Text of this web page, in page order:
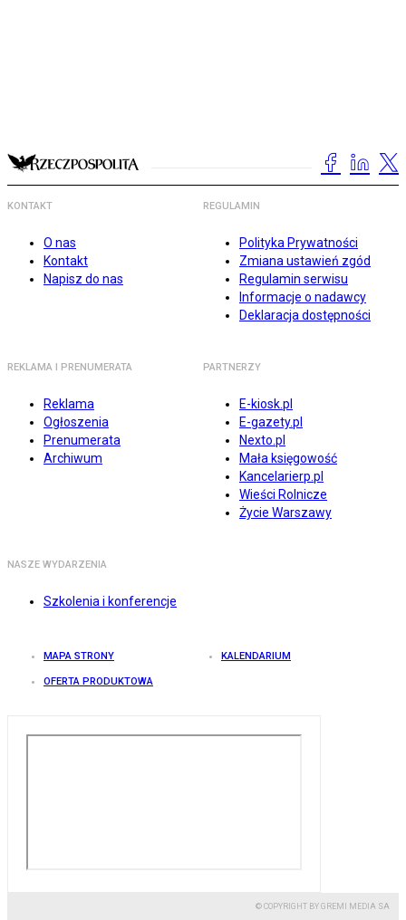
KONTAKT
O nas
Kontakt
Napisz do nas
REGULAMIN
Polityka Prywatności
Zmiana ustawień zgód
Regulamin serwisu
Informacje o nadawcy
Deklaracja dostępności
REKLAMA I PRENUMERATA
Reklama
Ogłoszenia
Prenumerata
Archiwum
PARTNERZY
E-kiosk.pl
E-gazety.pl
Nexto.pl
Mała księgowość
Kancelarierp.pl
Wieści Rolnicze
Życie Warszawy
NASZE WYDARZENIA
Szkolenia i konferencje
MAPA STRONY KALENDARIUM
OFERTA PRODUKTOWA
© COPYRIGHT BY GREMI MEDIA SA